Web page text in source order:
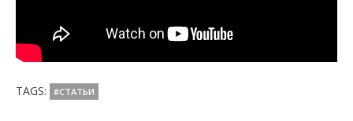
TAGS: #СТАТЬИ